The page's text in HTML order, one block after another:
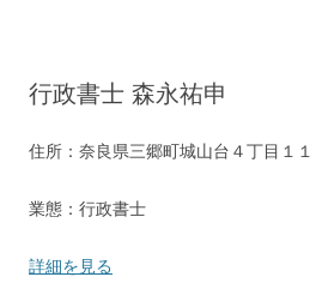
行政書士 森永祐申
住所：奈良県三郷町城山台４丁目１
業態：行政書士
詳細を見る